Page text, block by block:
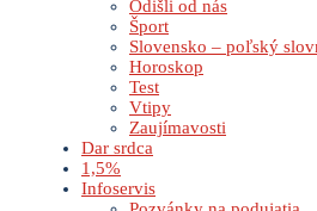
Odišli od nás
Šport
Slovensko – poľský
Horoskop
Test
Vtipy
Zaujímavosti
Dar srdca
1,5%
Infoservis